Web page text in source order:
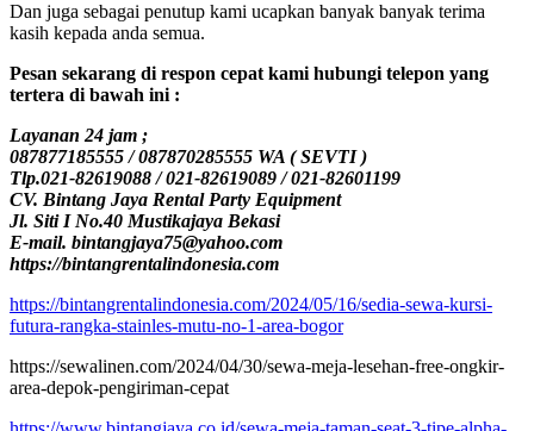
Dan juga sebagai penutup kami ucapkan banyak banyak terima
kasih kepada anda semua.
Pesan sekarang di respon cepat kami hubungi telepon yang
tertera di bawah ini :
Layanan 24 jam ;
087877185555 / 087870285555 WA ( SEVTI )
Tlp.021-82619088 / 021-82619089 / 021-82601199
CV. Bintang Jaya Rental Party Equipment
Jl. Siti I No.40 Mustikajaya Bekasi
E-mail. bintangjaya75@yahoo.com
https://bintangrentalindonesia.com
https://bintangrentalindonesia.com/2024/05/16/sedia-sewa-kursi-
futura-rangka-stainles-mutu-no-1-area-bogor
https://sewalinen.com/2024/04/30/sewa-meja-lesehan-free-ongkir-
area-depok-pengiriman-cepat